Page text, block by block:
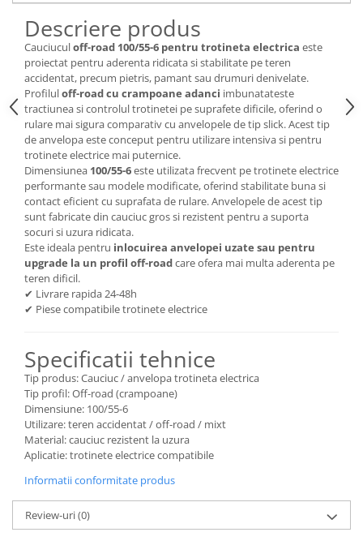
Biciclete Electrice
Anvelope moto
Camere moto
Anvelope ATV
Cauciucuri bicicleta
Anvelope și Camere Utilaje
https://www.doctortrotineta.ro/plata-
tbi?
forceOriginalForEdit=1&preview=00681
Descriere produs
Cauciuculoff-road 100/55-6 pentru trotineta electrica este
proiectat pentru aderenta ridicata si stabilitate pe teren
accidentat, precum pietris, pamant sau drumuri denivelate.
Profiluloff-road cu crampoane adanci imbunatateste
tractiunea si controlul trotinetei pe suprafete dificile, oferind o
rulare mai sigura comparativ cu anvelopele de tip slick. Acest tip
de anvelopa este conceput pentru utilizare intensiva si pentru
trotinete electrice mai puternice.
Dimensiunea 100/55-6este utilizata frecvent pe trotinete electrice
performante sau modele modificate, oferind stabilitate buna si
contact eficient cu suprafata de rulare. Anvelopele de acest tip
sunt fabricate din cauciuc gros si rezistent pentru a suporta
socuri si uzura ridicata.
Este ideala pentru inlocuirea anvelopei uzate sau pentru
upgrade la un profil off-roadcare ofera mai multa aderenta pe
teren dificil.
✔ Livrare rapida 24-48h
✔ Piese compatibile trotinete electrice
Specificatii tehnice
Tip produs: Cauciuc / anvelopa trotineta electrica
Tip profil: Off-road (crampoane)
Dimensiune: 100/55-6
Utilizare: teren accidentat / off-road / mixt
Material: cauciuc rezistent la uzura
Aplicatie: trotinete electrice compatibile
Informatii conformitate produs
Review-uri(0)